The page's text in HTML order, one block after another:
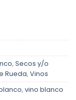
, Secos y/o
Rueda, Vinos
, vino blanco